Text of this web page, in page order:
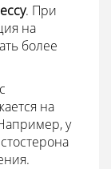
. При
на
более
на
у